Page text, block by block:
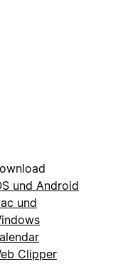
und Android
und
Clipper